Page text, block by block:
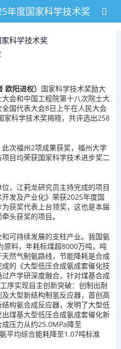
年度国家科学技术奖
科学技术奖
阳进权） 国家科学技术奖励大
会和中国工程院第十八次院士大
国代表大会8日上午在人民大会
家科学技术奖揭晓，共评选出258
次福州2项成果获奖，福州大学
目均荣获国家科学技术进步奖二
，江莉龙研究员主持完成的项目
发及产业化》荣获2025年度国
获奖代表上台领奖，这也是本届
头获奖的项目。
可持续发展的支柱产业。我国氨
原料，年耗标煤超8000万吨，吨
然气制氨路线，节能降耗是合成
的《大型低压合成氨成套催化技
产学研深度融合，针对煤基合成
序实现自主创新突破：创制出耐
大型新结构制氢反应器，首创高
构氨合成反应器，发明了大型低
煤基大型低压合成氨成套催化新
压力从约25.0MPa降至
平均综合能耗降至1.07吨标准